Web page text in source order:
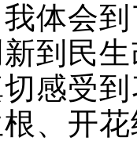
体会
到民
感受
、开